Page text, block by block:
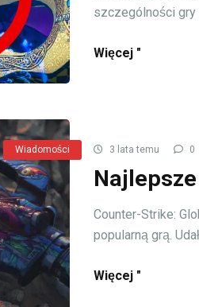
szczególności gry
Więcej "
Wiadomości 3 lata temu 0
Counter-Strike:
popularną grą.
Więcej "